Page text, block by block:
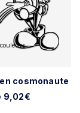
cosmonaute
9,02€